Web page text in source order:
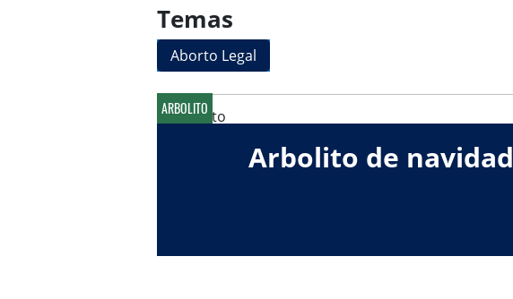
Temas
Aborto Legal
ARBOLITO
Arbolito de navidad